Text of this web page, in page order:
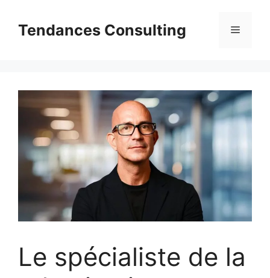
contenuTendances Consulting Menu
Le spécialiste de la